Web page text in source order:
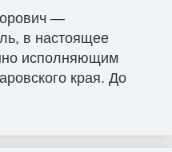
—
в настоящее
исполняющим
края. До